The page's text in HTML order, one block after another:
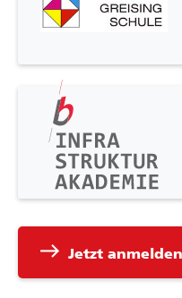
east Jetzt anmelden